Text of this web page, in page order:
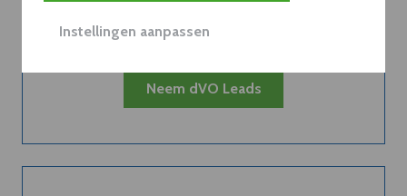
Instellingen aanpassen
Neem dVO Leads